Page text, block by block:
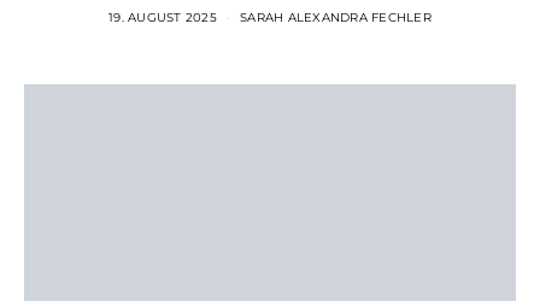
19. AUGUST 2025 SARAH ALEXANDRA FECHLER